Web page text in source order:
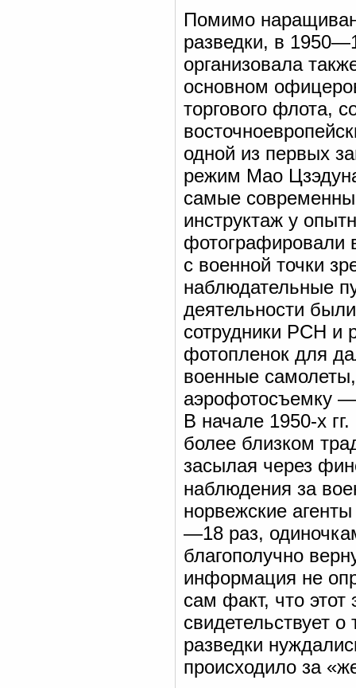
Помимо
разведки, в
организовала
основном
торгового флота,
одной из первых
режим Мао
самые
инструктаж у
фотографировали
с военной точки
наблюдательные
деятельности
сотрудники РСН и
фотопленок для
военные
аэрофотосъемку
В начале 1950-х
более близком
засылая через
наблюдения за
норвежские
—18 раз,
благополучно
информация не
сам факт, что этот
свидетельствует
разведки
происходило за